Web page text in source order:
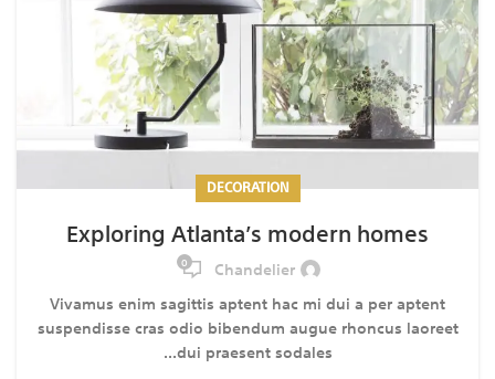
DECORATION
Exploring Atlanta’s modern homes
Chandelier
0
Vivamus enim sagittis aptent hac mi dui a per aptent
suspendisse cras odio bibendum augue rhoncus laoreet
dui praesent sodales...